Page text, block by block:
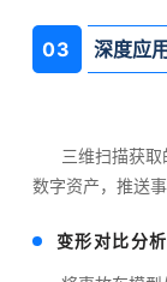
03 深度应
三维扫描获取
数字资产，推送
变形对比分析